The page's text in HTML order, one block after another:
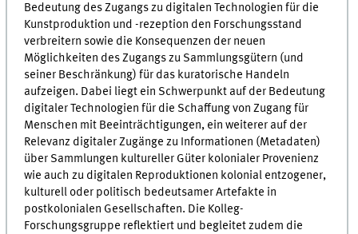
Bedeutung des Zugangs zu digitalen Technologien für die
Kunstproduktion und -rezeption den Forschungsstand
verbreitern sowie die Konsequenzen der neuen
Möglichkeiten des Zugangs zu Sammlungsgütern (und
seiner Beschränkung) für das kuratorische Handeln
aufzeigen. Dabei liegt ein Schwerpunkt auf der Bedeutung
digitaler Technologien für die Schaffung von Zugang für
Menschen mit Beeinträchtigungen, ein weiterer auf der
Relevanz digitaler Zugänge zu Informationen (Metadaten)
über Sammlungen kultureller Güter kolonialer Provenienz
wie auch zu digitalen Reproduktionen kolonial entzogener,
kulturell oder politisch bedeutsamer Artefakte in
postkolonialen Gesellschaften. Die Kolleg-
Forschungsgruppe reflektiert und begleitet zudem die